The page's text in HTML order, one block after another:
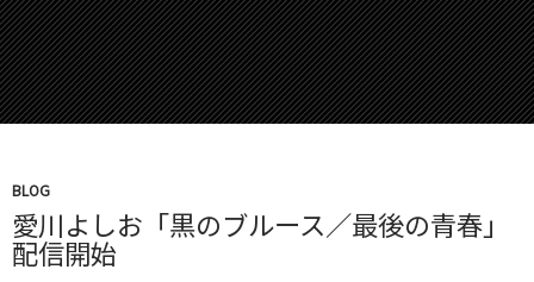
BLOG
愛川よしお「黒のブルース／最後の青春」
配信開始